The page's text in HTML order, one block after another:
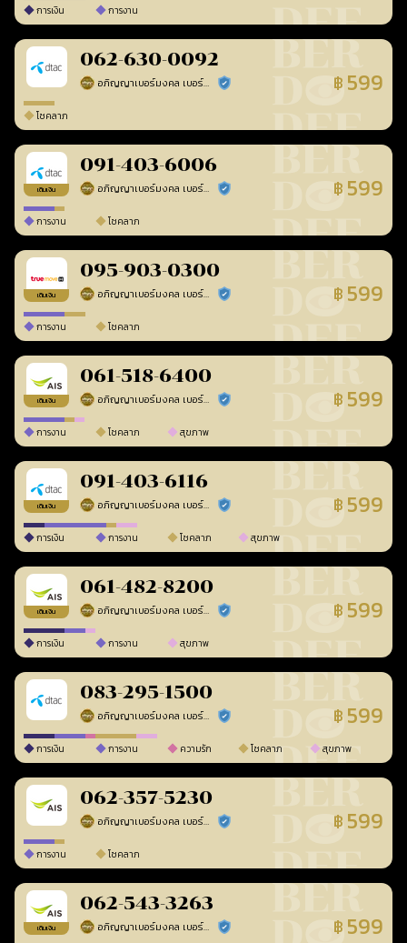
การเงิน การงาน
062-630-0092
อภิญญาเบอร์มงคล เบอร์สวยเลขศาสตร์ ร้านยืนยันแล้ว ฿ 599
โชคลาภ
เติมเงิน
091-403-6006
อภิญญาเบอร์มงคล เบอร์สวยเลขศาสตร์ ร้านยืนยันแล้ว ฿ 599
การงาน โชคลาภ
เติมเงิน
095-903-0300
อภิญญาเบอร์มงคล เบอร์สวยเลขศาสตร์ ร้านยืนยันแล้ว ฿ 599
การงาน โชคลาภ
เติมเงิน
061-518-6400
อภิญญาเบอร์มงคล เบอร์สวยเลขศาสตร์ ร้านยืนยันแล้ว ฿ 599
การงาน โชคลาภ สุขภาพ
เติมเงิน
091-403-6116
อภิญญาเบอร์มงคล เบอร์สวยเลขศาสตร์ ร้านยืนยันแล้ว ฿ 599
การเงิน การงาน โชคลาภ สุขภาพ
เติมเงิน
061-482-8200
อภิญญาเบอร์มงคล เบอร์สวยเลขศาสตร์ ร้านยืนยันแล้ว ฿ 599
การเงิน การงาน สุขภาพ
083-295-1500
อภิญญาเบอร์มงคล เบอร์สวยเลขศาสตร์ ร้านยืนยันแล้ว ฿ 599
การเงิน การงาน ความรัก โชคลาภ สุขภาพ
062-357-5230
อภิญญาเบอร์มงคล เบอร์สวยเลขศาสตร์ ร้านยืนยันแล้ว ฿ 599
การงาน โชคลาภ
เติมเงิน
062-543-3263
อภิญญาเบอร์มงคล เบอร์สวยเลขศาสตร์ ร้านยืนยันแล้ว ฿ 599